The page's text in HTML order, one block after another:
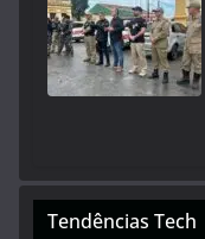
Tendências Tech